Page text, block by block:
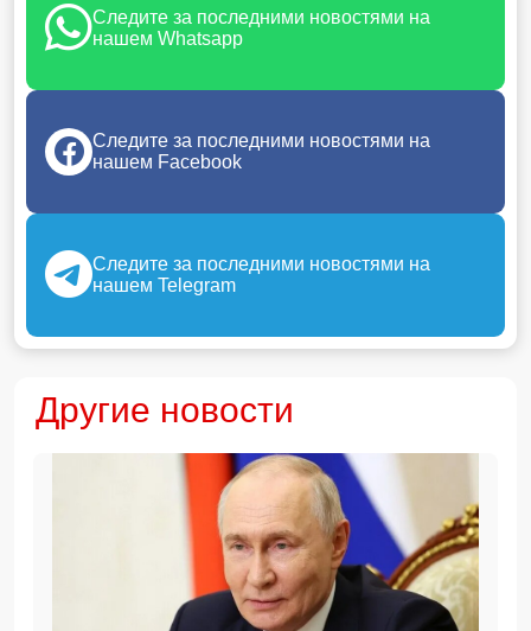
Следите за последними новостями на
нашем Whatsapp
Следите за последними новостями на
нашем Facebook
Следите за последними новостями на
нашем Telegram
Другие новости